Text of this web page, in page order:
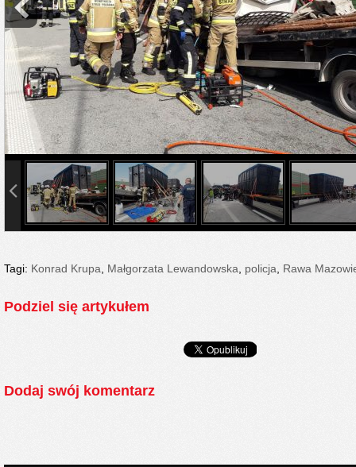
info heading
info content
Tagi: Konrad Krupa Małgorzata Lewandowska policja Rawa
Podziel się artykułem
Dodaj swój komentarz